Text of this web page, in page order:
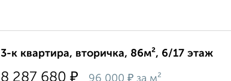
3-к квартира, вторичка, 86м², 6/17 этаж
8 287 680 ₽ 96 000 ₽ за м²